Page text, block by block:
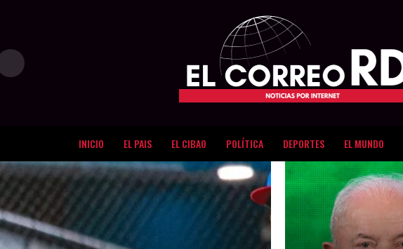
INICIO EL PAIS EL CIBAO POLÍTICA DEPORTES EL MUNDO